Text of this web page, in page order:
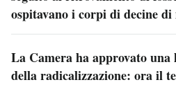
ospitavano i corpi di decine
La Camera ha approvato una
della radicalizzazione: ora il